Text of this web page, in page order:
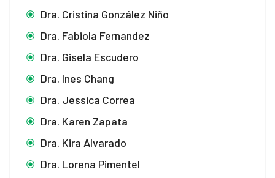
Dra. Cristina González Niño
Dra. Fabiola Fernandez
Dra. Gisela Escudero
Dra. Ines Chang
Dra. Jessica Correa
Dra. Karen Zapata
Dra. Kira Alvarado
Dra. Lorena Pimentel